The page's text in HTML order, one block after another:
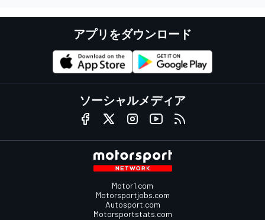
アプリをダウンロード
ソーシャルメディア
Motor1.com
Motorsportjobs.com
Autosport.com
Motorsportstats.com